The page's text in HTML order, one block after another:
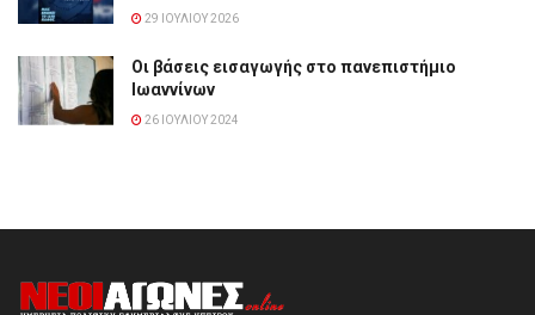
29 ΙΟΥΛΊΟΥ 2026
Οι βάσεις εισαγωγής στο πανεπιστήμιο
Ιωαννίνων
26 ΙΟΥΛΊΟΥ 2024